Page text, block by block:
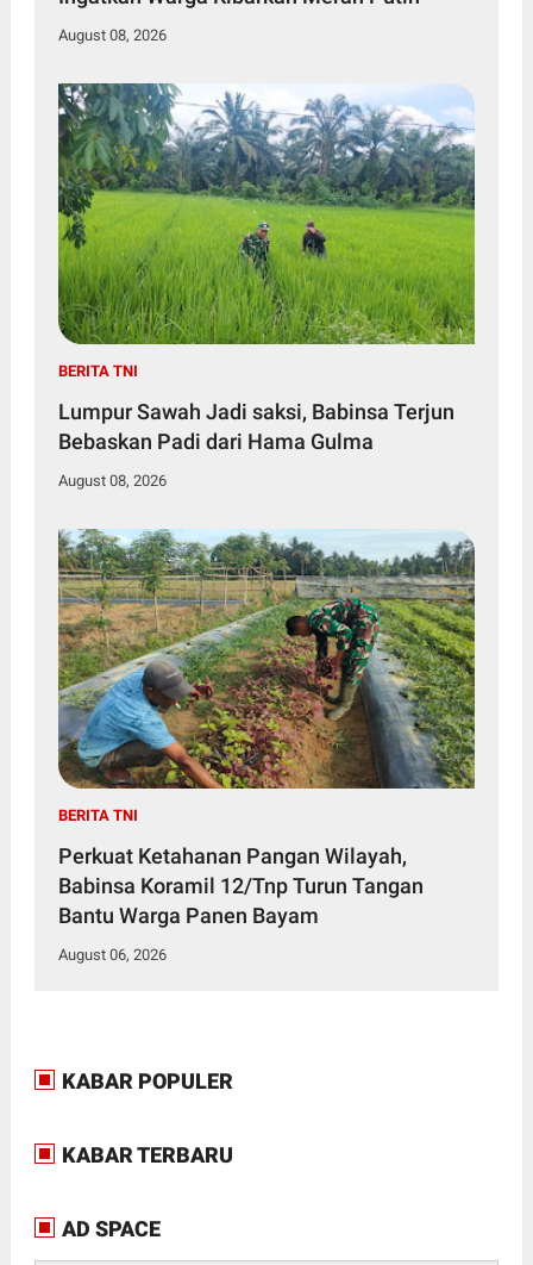
August 08, 2026
BERITA TNI
Lumpur Sawah Jadi saksi, Babinsa Terjun
Bebaskan Padi dari Hama Gulma
August 08, 2026
BERITA TNI
Perkuat Ketahanan Pangan Wilayah,
Babinsa Koramil 12/Tnp Turun Tangan
Bantu Warga Panen Bayam
August 06, 2026
KABAR POPULER
KABAR TERBARU
AD SPACE